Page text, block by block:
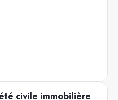
civile immobilière